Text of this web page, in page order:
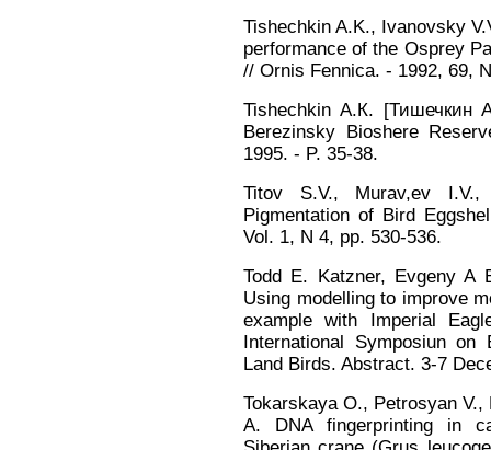
Tishechkin A.K., Ivanovsky
performance of the Osprey
// Ornis Fennica. - 1992, 69,
Tishechkin А.К. [Тишечкин
Berezinsky Bioshere
1995. - P. 35-38.
Titov S.V., Murav,ev
Pigmentation of Bird
Vol. 1, N 4, pp. 530-536.
Todd E. Katzner, Evgeny A
Using modelling to improve
example with Imperial
International Symposiun on
Land Birds. Abstract. 3-7
Tokarskaya O., Petrosyan
A. DNA fingerprinting in